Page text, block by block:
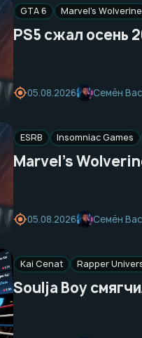
GTA 6 Marvel’s Wolverine
PS5 сжал осень
05.08.2026 Семён
ESRB Insomniac Games
Marvel’s
05.08.2026 Семён
Kai Cenat Rapper
Soulja Boy